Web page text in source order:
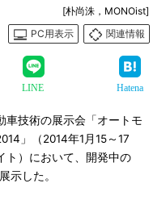
[朴尚洙，MONOist]
PC用表示
関連情報
LINE Hatena
技術の展示会「オートモ
」（2014年1月15～17
ト）において、開発中の
示した。